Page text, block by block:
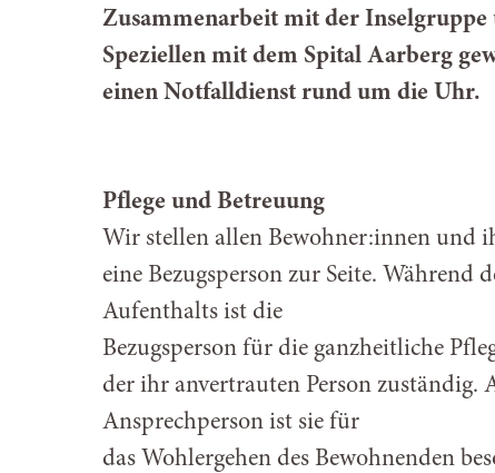
Zusammenarbeit mit der Inselgruppe
Speziellen mit dem Spital Aarberg
einen Notfalldienst rund um die Uhr.
Pflege und Betreuung
Wir stellen allen Bewohner:innen und
eine Bezugsperson zur Seite. Während
Aufenthalts ist die
Bezugsperson für die ganzheitliche
der ihr anvertrauten Person zuständig.
Ansprechperson ist sie für
das Wohlergehen des Bewohnenden